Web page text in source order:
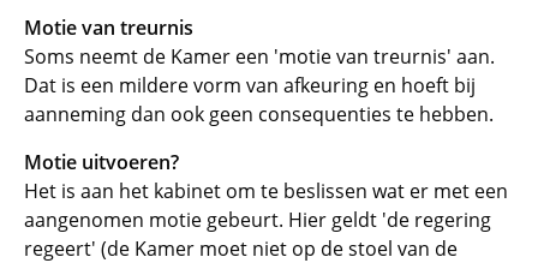
Motie van treurnis
Soms neemt de Kamer een 'motie van treurnis' aan.
Dat is een mildere vorm van afkeuring en hoeft bij
aanneming dan ook geen consequenties te hebben.
Motie uitvoeren?
Het is aan het kabinet om te beslissen wat er met een
aangenomen motie gebeurt. Hier geldt 'de regering
regeert' (de Kamer moet niet op de stoel van de